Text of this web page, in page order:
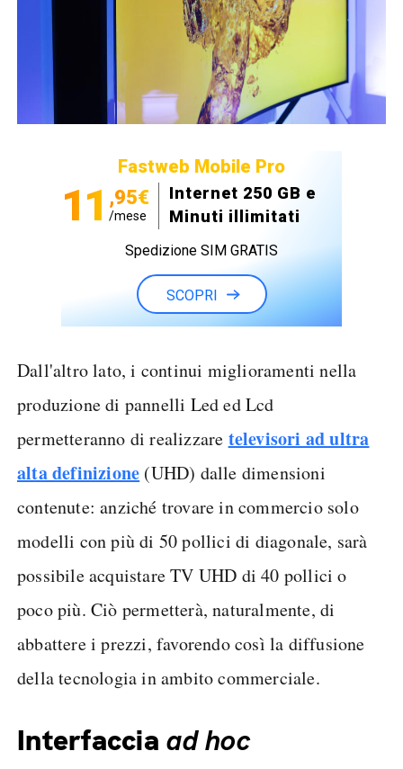
Fastweb Mobile Pro
11 ,95€
/mese
Internet 250 GB e
Minuti illimitati
Spedizione SIM GRATIS
SCOPRI
Dall'altro lato, i continui miglioramenti nella
produzione di pannelli Led ed Lcd
permetteranno di realizzare televisori ad ultra
alta definizione (UHD) dalle dimensioni
contenute: anziché trovare in commercio solo
modelli con più di 50 pollici di diagonale, sarà
possibile acquistare TV UHD di 40 pollici o
poco più. Ciò permetterà, naturalmente, di
abbattere i prezzi, favorendo così la diffusione
della tecnologia in ambito commerciale.
Interfacciaad hoc